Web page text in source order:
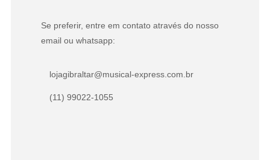
Se preferir, entre em contato através do nosso
email ou whatsapp:
lojagibraltar@musical-express.com.br
(11) 99022-1055